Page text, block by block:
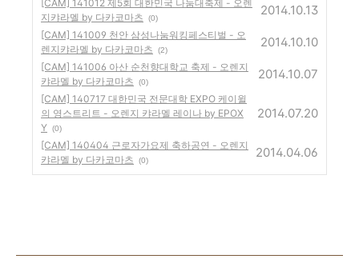
[CAM] 141012 제5회 대한민국 나눔대축제 - 오렌
지캬라멜 by 다카코마츠
(0)
2014.10.13
[CAM] 141009 천안 삼성나눔워킹페스티벌 - 오
렌지캬라멜 by 다카코마츠
(2)
2014.10.10
[CAM] 141006 아산 순천향대학교 축제 - 오렌지
캬라멜 by 다카코마츠
(0)
2014.10.07
[CAM] 140717 대한민국 전문대학 EXPO 케이윌
의 영스트리트 - 오렌지 캬라멜 레이나 by EPOX
Y (0)
2014.07.20
[CAM] 140404 근로자가요제 축하공연 - 오렌지
캬라멜 by 다카코마츠
(0)
2014.04.06